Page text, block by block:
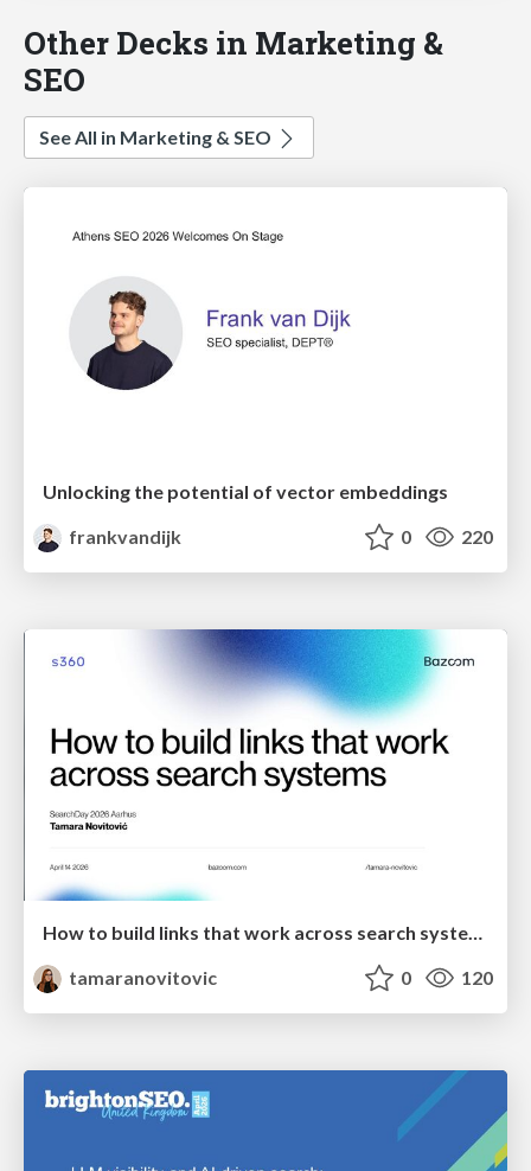
Other Decks in Marketing &
SEO
See All in Marketing & SEO
Unlocking the potential of vector embeddings
frankvandijk
0 220
How to build links that work across search systems
tamaranovitovic
0 120